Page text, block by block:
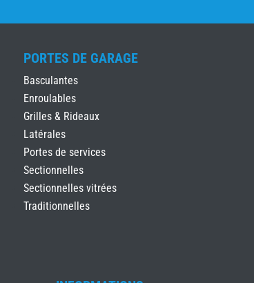
PORTES DE GARAGE
Basculantes
Enroulables
Grilles & Rideaux
Latérales
Portes de services
Sectionnelles
Sectionnelles vitrées
Traditionnelles